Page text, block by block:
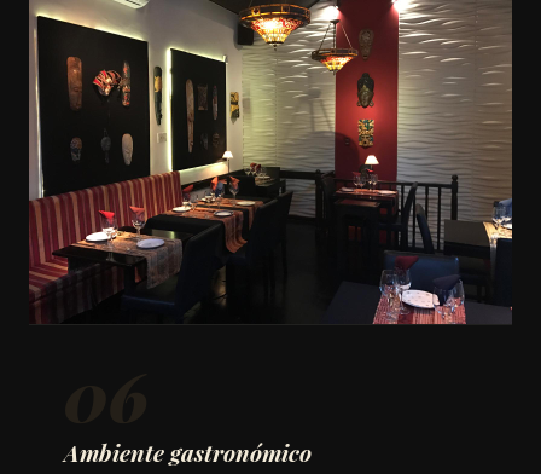
Ambiente gastronómico